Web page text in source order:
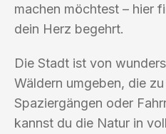
machen möchtest – hier
dein Herz begehrt.
Die Stadt ist von
Wäldern umgeben, die
Spaziergängen oder
kannst du die Natur in